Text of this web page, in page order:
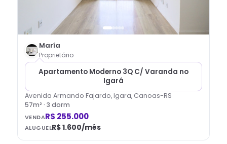
María
Proprietário
Apartamento Moderno 3Q C/ Varanda no
Igará
Avenida Armando Fajardo, Igara, Canoas-RS
57m² · 3 dorm
VENDAR$ 255.000
ALUGUELR$ 1.600/mês